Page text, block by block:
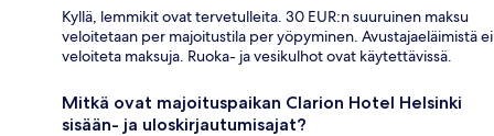
Kyllä, lemmikit ovat tervetulleita. 30 EUR:n suuruinen maksu
veloitetaan per majoitustila per yöpyminen. Avustajaeläimistä ei
veloiteta maksuja. Ruoka- ja vesikulhot ovat käytettävissä.
Mitkä ovat majoituspaikan Clarion Hotel Helsinki
sisään- ja uloskirjautumisajat?